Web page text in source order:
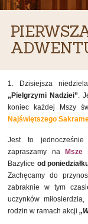
1. Dzisiejsza
„Pielgrzymi Nadziei”.
koniec każdej Mszy
Najświętszego
Jest to
zapraszamy na
Msze
Bazylice od
Zachęcamy do
zabraknie w tym
uczynków
rodzin w ramach akcji